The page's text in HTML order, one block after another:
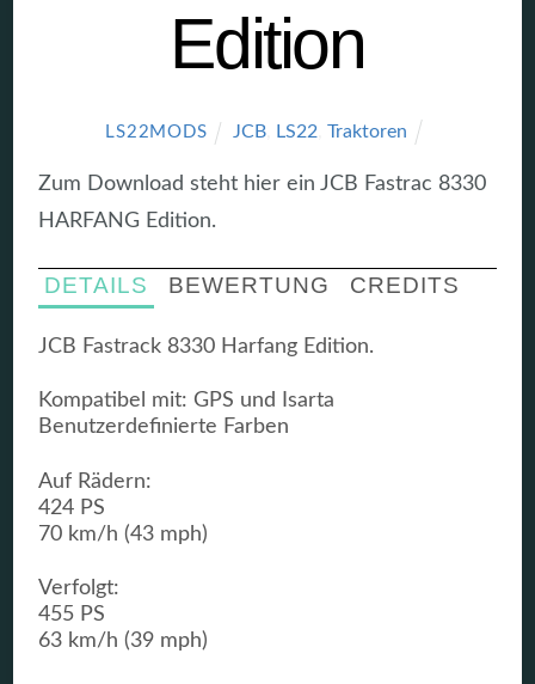
Edition
LS22MODS JCB, LS22 Traktoren
Zum Download steht hier ein JCB Fastrac 8330
HARFANG Edition.
DETAILS BEWERTUNG CREDITS
JCB Fastrack 8330 Harfang Edition.
Kompatibel mit: GPS und Isarta
Benutzerdefinierte Farben
Auf Rädern:
424 PS
70 km/h (43 mph)
Verfolgt:
455 PS
63 km/h (39 mph)